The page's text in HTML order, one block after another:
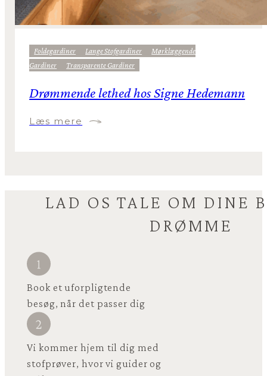
Foldegardiner Lange Stofgardiner
Mørklæggende
Gardiner
Transparente Gardiner
Drømmende lethed hos Signe Hedemann
Læs mere
LAD OS TALE OM DINE
DRØMME
Book et uforpligtende
besøg, når det passer dig
Vi kommer hjem til dig med
stofprøver, hvor vi guider og